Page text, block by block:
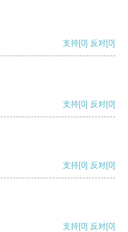
支持[0] 反对[0]
支持[0] 反对[0]
支持[0] 反对[0]
支持[0] 反对[0]